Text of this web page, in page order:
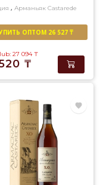
, Арманьяк Castarede
ОПТОМ 26 527 ₸
27 094 ₸
₸